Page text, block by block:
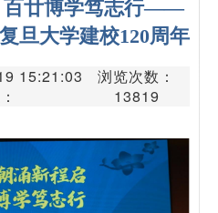
百廿博学笃志行——
旦大学建校120周年
15:21:03
浏览次数：
13819